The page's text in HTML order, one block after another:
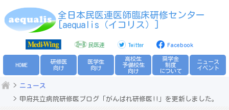
to
全日本民医連医師臨床研修センター
[aequalis（イコリス）]
民医連 Twitter Facebook
HOME
研修医
向け
医学生
向け
高校生
予備校生
向け
奨学金
制度
について
ニュース
イベント
ニュース
甲府共立病院研修医ブログ「がんばれ研修医!!」を更新しました。